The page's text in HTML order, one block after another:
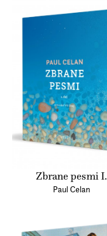
Zbrane pesmi I.
Paul Celan